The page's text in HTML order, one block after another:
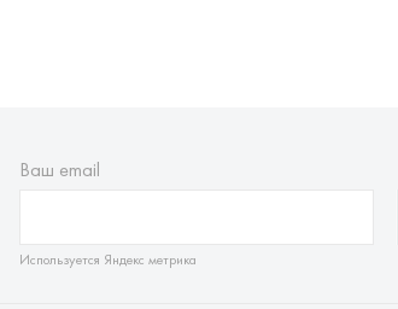
Ваш email
Используется Яндекс метрика